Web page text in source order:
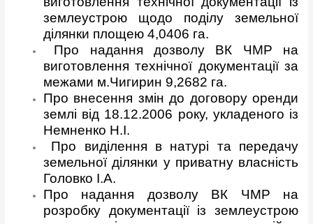
землеустрою щодо поділу земельної
ділянки площею 4,0406 га.
Про надання дозволу ВК ЧМР на
виготовлення технічної документації за
межами м.Чигирин 9,2682 га.
Про внесення змін до договору оренди
землі від 18.12.2006 року, укладеного із
Немненко Н.І.
Про виділення в натурі та передачу
земельної ділянки у приватну власність
Головко І.А.
Про надання дозволу ВК ЧМР на
розробку документації із землеустрою